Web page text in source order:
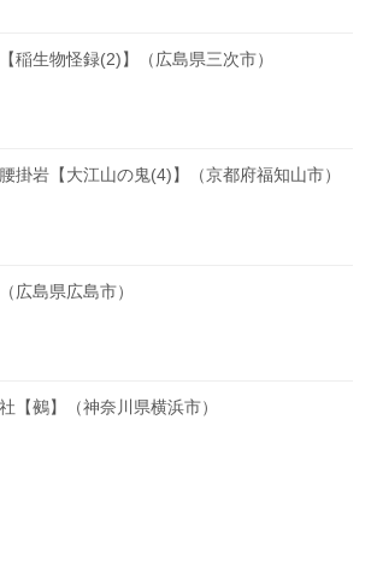
稲生物怪録(2)】（広島県三次市）
掛岩【大江山の鬼(4)】（京都府福知山市）
広島県広島市）
【鵺】（神奈川県横浜市）